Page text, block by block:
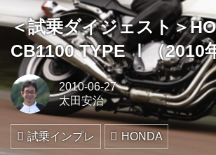
＜試乗ダイジェスト＞
CB1100 TYPE Ⅰ（2010
2010-06-27
太田安治
試乗インプレ HONDA